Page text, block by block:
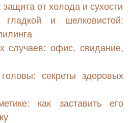
от холода и сухости
и шелковистой:
случаев: офис, свидание,
секреты здоровых
как заставить его